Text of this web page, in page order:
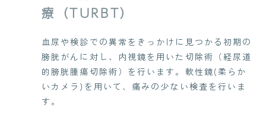
療（TURBT）
血尿や検診での異常をきっかけに見つかる初期の
膀胱がんに対し、内視鏡を用いた切除術（経尿道
的膀胱腫瘍切除術）を行います。軟性鏡(柔らか
いカメラ)を用いて、痛みの少ない検査を行いま
す。